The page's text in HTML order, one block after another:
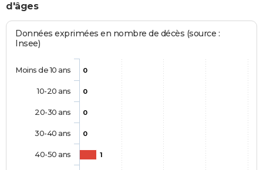
d'âges
Données exprimées en nombre de décès (source :
Insee)
0
0
0
0
1
Moins de 10 ans
10-20 ans
20-30 ans
30-40 ans
40-50 ans